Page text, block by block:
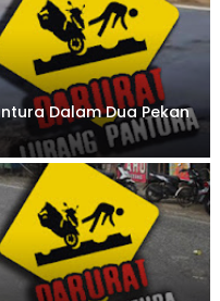
Dalam Dua Pekan